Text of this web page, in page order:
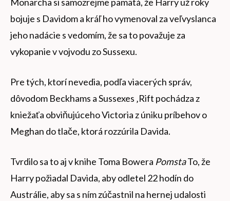
bojuje s Davidom a kráľ ho vymenoval za veľvyslanca
jeho nadácie s vedomím, že sa to považuje za
vykopanie v vojvodu zo Sussexu.
Pre tých, ktorí nevedia, podľa viacerých správ,
dôvodom Beckhams a Sussexes ‚Rift pochádza z
kniežaťa obviňujúceho Victoria z úniku príbehov o
Meghan do tlače, ktorá rozzúrila Davida.
Tvrdilo sa to aj v knihe Toma Bowera PomstaTo, že
Harry požiadal Davida, aby odletel 22 hodín do
Austrálie, aby sa s ním zúčastnil na hernej udalosti